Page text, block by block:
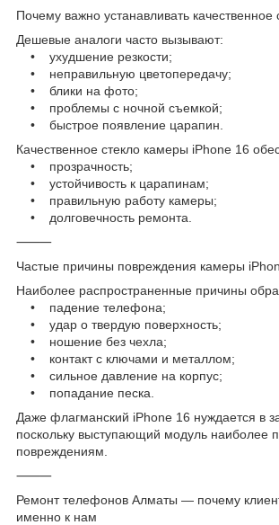
Почему важно устанавливать качественное
Дешевые аналоги часто вызывают:
• ухудшение резкости;
• неправильную цветопередачу;
• блики на фото;
• проблемы с ночной съемкой;
• быстрое появление царапин.
Качественное стекло камеры iPhone 16
• прозрачность;
• устойчивость к царапинам;
• правильную работу камеры;
• долговечность ремонта.
⸻
Частые причины повреждения камеры
Наиболее распространенные причины
• падение телефона;
• удар о твердую поверхность;
• ношение без чехла;
• контакт с ключами и металлом;
• сильное давление на корпус;
• попадание песка.
Даже флагманский iPhone 16 нуждается в
поскольку выступающий модуль наиболее
повреждениям.
⸻
Ремонт телефонов Алматы — почему
именно к нам